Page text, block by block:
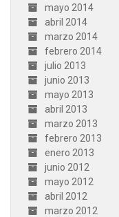
mayo 2014
abril 2014
marzo 2014
febrero 2014
julio 2013
junio 2013
mayo 2013
abril 2013
marzo 2013
febrero 2013
enero 2013
junio 2012
mayo 2012
abril 2012
marzo 2012